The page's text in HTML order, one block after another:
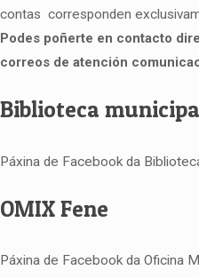
contas corresponden
Podes poñerte en contacto
correos de atención
Biblioteca
Páxina de Facebook da
OMIX Fene
Páxina de Facebook da Oficina